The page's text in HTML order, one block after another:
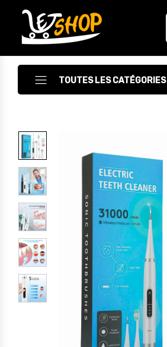
Letshop.dz
TOUTES LES CATÉGORIES
Accessoires
Accessoires Auto/Moto
Accessoires PC
Camping & Randonnée
Cuisine
Décoration
Electroménager
Électronique
Jouets